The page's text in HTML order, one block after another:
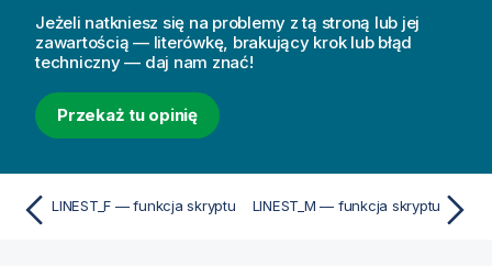
Jeżeli natkniesz się na problemy z tą stroną lub jej
zawartością — literówkę, brakujący krok lub błąd
techniczny — daj nam znać!
Przekaż tu opinię
LINEST_F — funkcja skryptu LINEST_M — funkcja skryptu